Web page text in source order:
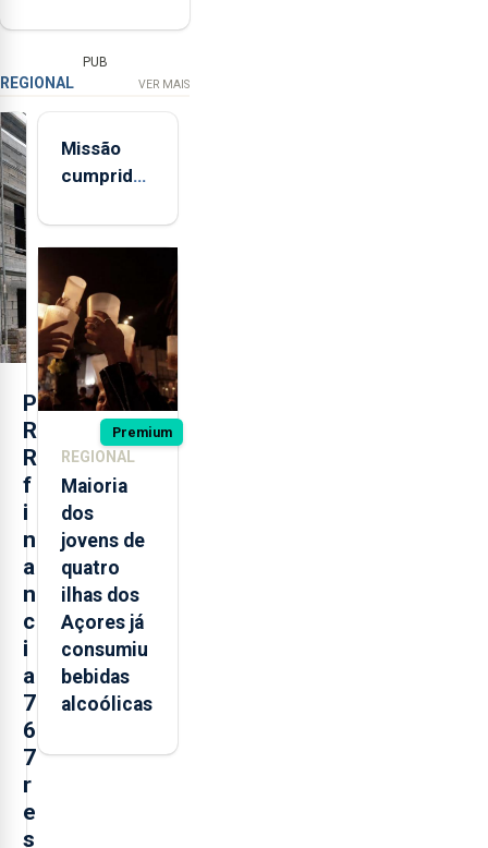
PUB
REGIONAL VER MAIS
P
R
R
f
i
n
a
n
c
i
a
7
6
7
r
e
s
Missão
cumprida:
açorianos
após
missão na
Roménia
Premium
REGIONAL
Maioria
dos
jovens de
quatro
ilhas dos
Açores já
consumiu
bebidas
alcoólicas